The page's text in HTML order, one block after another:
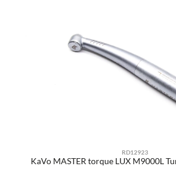
RD12923
KaVo MASTER torque LUX M9000L